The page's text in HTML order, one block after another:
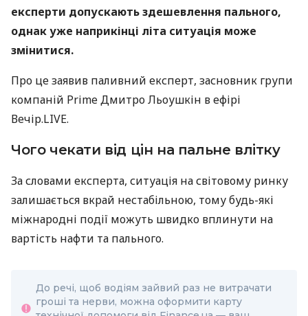
експерти допускають здешевлення пального,
однак уже наприкінці літа ситуація може
змінитися.
Про це заявив паливний експерт, засновник групи
компаній Prime Дмитро Льоушкін в ефірі
Вечір.LIVE.
Чого чекати від цін на пальне влітку
За словами експерта, ситуація на світовому ринку
залишається вкрай нестабільною, тому будь-які
міжнародні події можуть швидко вплинути на
вартість нафти та пального.
До речі, щоб водіям зайвий раз не витрачати
гроші та нерви, можна оформити карту